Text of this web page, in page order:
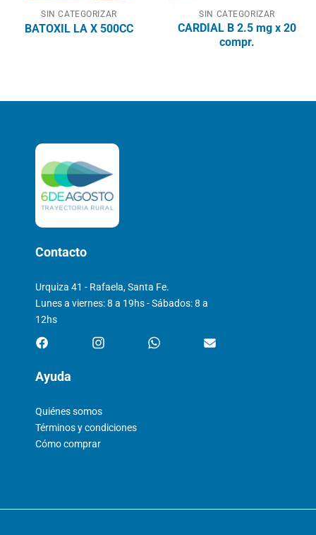
SIN CATEGORIZAR
BATOXIL LA X 500CC
SIN CATEGORIZAR
CARDIAL B 2.5 mg x 20
compr.
Contacto
Urquiza 41 - Rafaela, Santa Fe.
Lunes a viernes: 8 a 19hs - Sábados: 8 a
12hs
Ayuda
Quiénes somos
Términos y condiciones
Cómo comprar